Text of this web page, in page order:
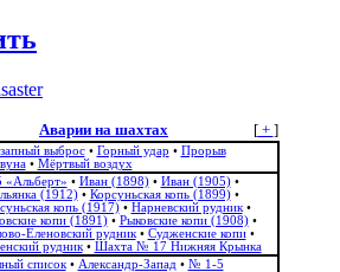
[+ ]
Аварии на шахтах
выброс• Горный удар • Прорыв
• Мёртвый воздух
• Иван (1898)• Иван (1905)•
(1912)• Корсуньская копь (1899)•
копь (1917)• Нарневский рудник•
копи (1891)• Рыковские копи (1908)•
Еленовский рудник• Судженские копи•
рудник• Шахта № 17 Нижняя Крынка
список• Александр-Запад • № 1-5